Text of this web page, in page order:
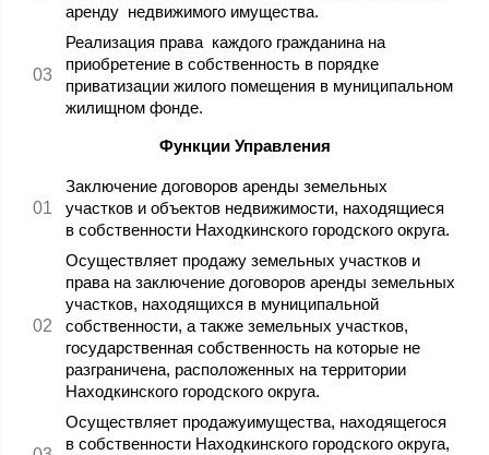
аренду недвижимого имущества.
Реализация права каждого гражданина на
приобретение в собственность в порядке
приватизации жилого помещения в муниципальном
жилищном фонде.
Функции Управления
Заключение договоров аренды земельных
участков и объектов недвижимости, находящиеся
в собственности Находкинского городского округа.
Осуществляет продажу земельных участков и
права на заключение договоров аренды земельных
участков, находящихся в муниципальной
собственности, а также земельных участков,
государственная собственность на которые не
разграничена, расположенных на территории
Находкинского городского округа.
Осуществляет продажуимущества, находящегося
в собственности Находкинского городского округа,